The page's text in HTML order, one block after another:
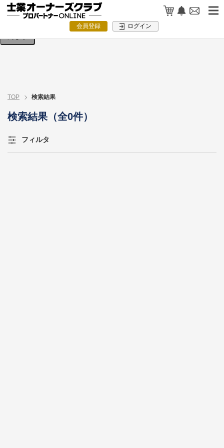
会員登録 ログイン
検索条件を入力してください。
TOP 検索結果
検索結果（全0件）
フィルタ